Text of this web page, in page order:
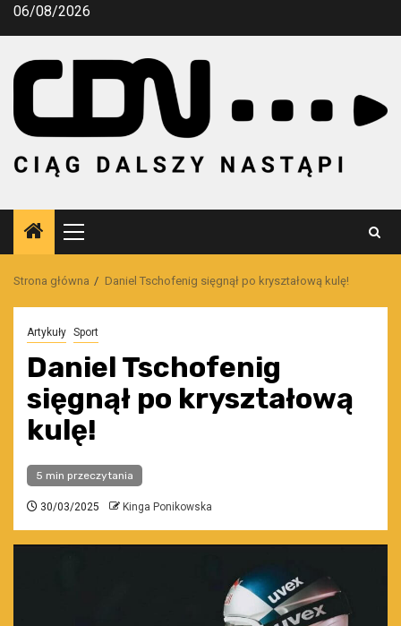
Przejdź
06/08/2026
Menu
główne
Strona główna Daniel Tschofenig sięgnął po kryształową kulę!
Artykuły Sport
Daniel Tschofenig
sięgnął po kryształową
kulę!
5 min przeczytania
30/03/2025 Kinga Ponikowska